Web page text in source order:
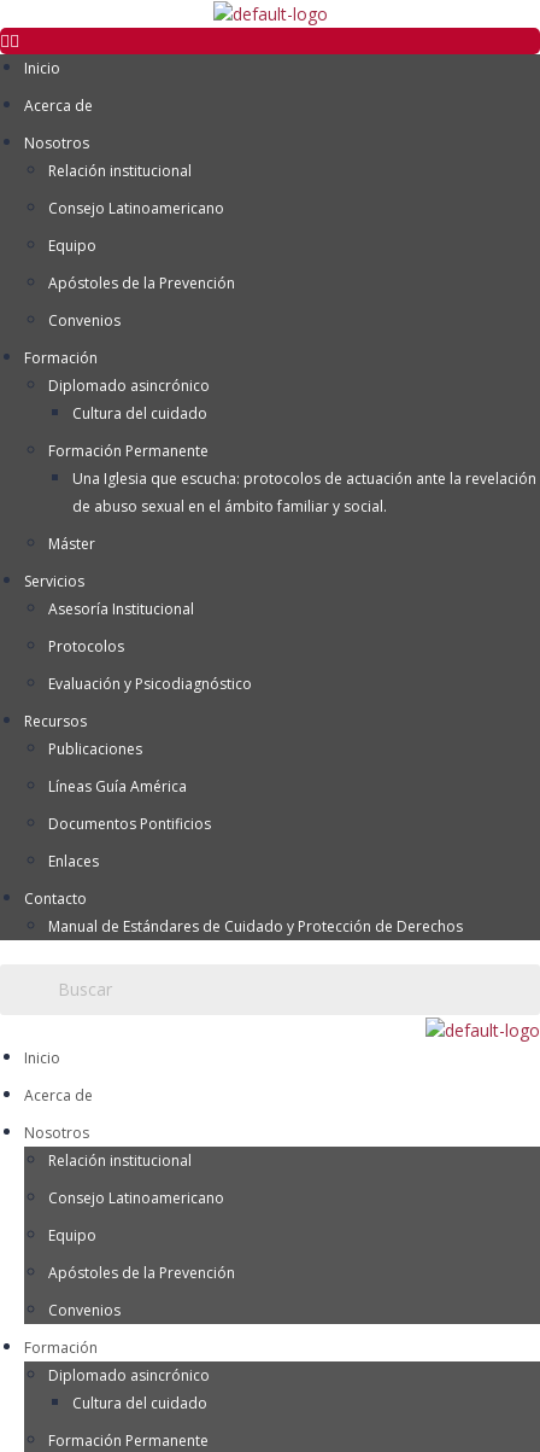
Inicio
Acerca de
Nosotros
Relación institucional
Consejo Latinoamericano
Equipo
Apóstoles de la Prevención
Convenios
Formación
Diplomado asincrónico
Cultura del cuidado
Formación Permanente
Una Iglesia que escucha: protocolos de actuación ante la revelación
de abuso sexual en el ámbito familiar y social.
Máster
Servicios
Asesoría Institucional
Protocolos
Evaluación y Psicodiagnóstico
Recursos
Publicaciones
Líneas Guía América
Documentos Pontificios
Enlaces
Contacto
Manual de Estándares de Cuidado y Protección de Derechos
Inicio
Acerca de
Nosotros
Relación institucional
Consejo Latinoamericano
Equipo
Apóstoles de la Prevención
Convenios
Formación
Diplomado asincrónico
Cultura del cuidado
Formación Permanente